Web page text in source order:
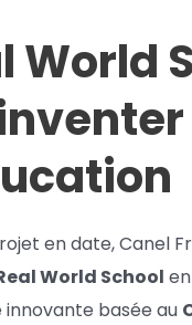
World
en date, Canel
World School
innovante basée au